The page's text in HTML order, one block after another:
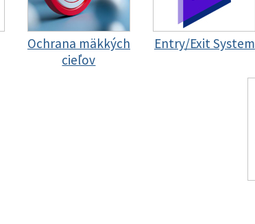
Ochrana mäkkých
cieľov
Entry/Exit System